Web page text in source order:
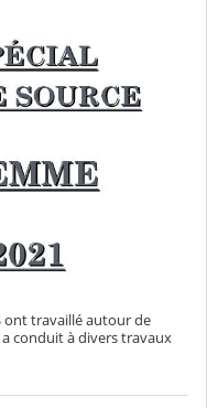
ont travaillé autour de
a conduit à divers travaux